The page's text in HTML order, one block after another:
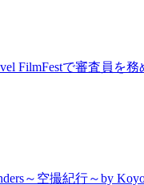
FilmFestで審査員を務
～空撮紀行～by